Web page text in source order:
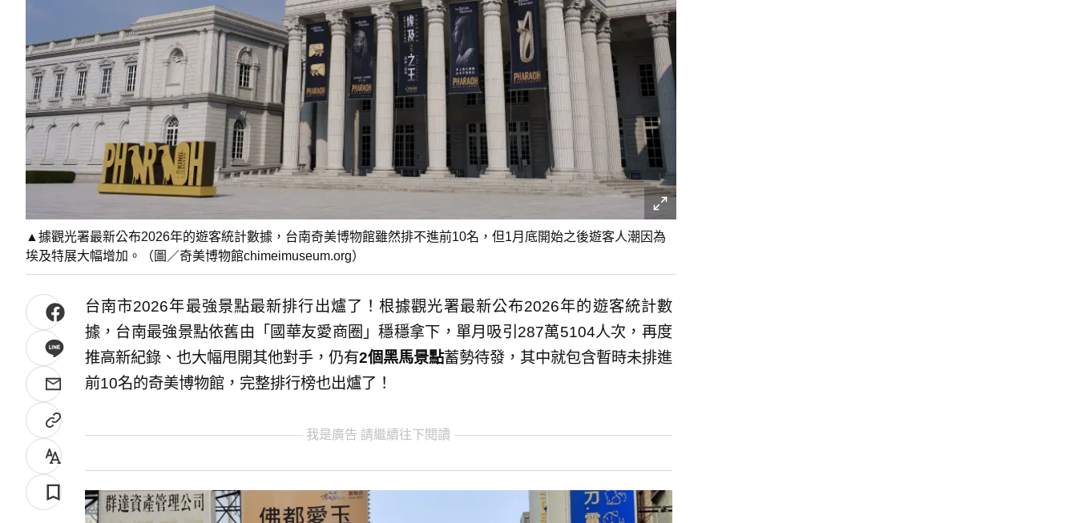
▲據觀光署最新公布2026年的遊客統計數據，台南奇美博物館雖然排不進前10名，但1月底開始之後遊客人潮因為
埃及特展大幅增加。（圖／奇美博物館chimeimuseum.org）
台南市2026年最強景點最新排行出爐了！根據觀光署最新公布2026年的遊客統計數
據，台南最強景點依舊由「國華友愛商圈」穩穩拿下，單月吸引287萬5104人次，再度
推高新紀錄、也大幅甩開其他對手，仍有2個黑馬景點蓄勢待發，其中就包含暫時未排進
前10名的奇美博物館，完整排行榜也出爐了！
我是廣告 請繼續往下閱讀